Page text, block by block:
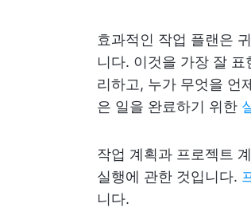
효과적인 작업 플랜은
니다. 이것을 가장 잘
리하고, 누가 무엇을 언
은 일을 완료하기 위한
작업 계획과 프로젝트
실행에 관한 것입니다.
니다.